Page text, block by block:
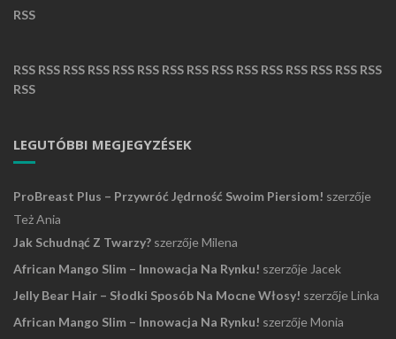
RSS
RSS RSS RSS RSS RSS RSS RSS RSS RSS RSS RSS RSS RSS RSS RSS
RSS
LEGUTÓBBI MEGJEGYZÉSEK
ProBreast Plus – Przywróć Jędrność Swoim Piersiom! szerzője
Też Ania
Jak Schudnąć Z Twarzy? szerzőjeMilena
African Mango Slim – Innowacja Na Rynku! szerzője Jacek
Jelly Bear Hair – Słodki Sposób Na Mocne Włosy! szerzőjeLinka
African Mango Slim – Innowacja Na Rynku! szerzőjeMonia